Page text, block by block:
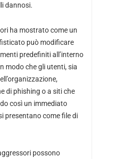
dannosi.
ha mostrato come un
può modificare
predefiniti all’interno
modo che gli utenti, sia
di phishing o a siti che
così un immediato
presentano come file di
possono